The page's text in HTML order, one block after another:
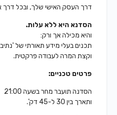
דרך העסק האישי שלך, ובכל דרך
הסדנא היא ללא עלות.
והיא מכילה אך ורק:
תכנים בעלי מידע תאורתי של
וקצת המרה לעבודה פרקטית.
פרטים טכניים:
הסדנה תועבר מחר בשעה 21:00
ותארך בין 30 ל-45 דק'.